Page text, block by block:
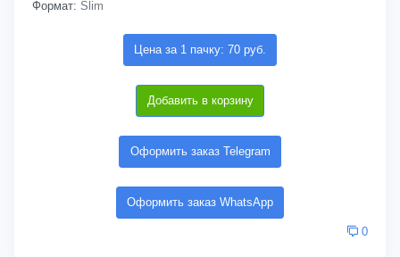
Формат: Slim
Цена за 1 пачку: 70 руб.
Добавить в корзину
Оформить заказ Telegram
Оформить заказ WhatsApp
0